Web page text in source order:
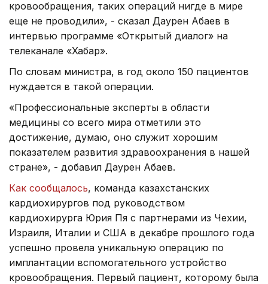
кровообращения, таких операций нигде в мире
еще не проводили», - сказал Даурен Абаев в
интервью программе «Открытый диалог» на
телеканале «Хабар».
По словам министра, в год около 150 пациентов
нуждается в такой операции.
«Профессиональные эксперты в области
медицины со всего мира отметили это
достижение, думаю, оно служит хорошим
показателем развития здравоохранения в нашей
стране», - добавил Даурен Абаев.
Как сообщалось, команда казахстанских
кардиохирургов под руководством
кардиохирурга Юрия Пя с партнерами из Чехии,
Израиля, Италии и США в декабре прошлого года
успешно провела уникальную операцию по
имплантации вспомогательного устройство
кровообращения. Первый пациент, которому была